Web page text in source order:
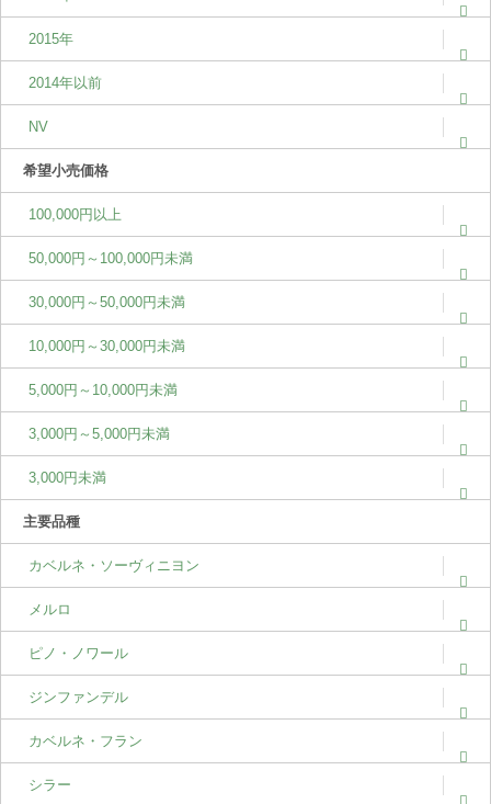
2015年
2014年以前
NV
希望小売価格
100,000円以上
50,000円～100,000円未満
30,000円～50,000円未満
10,000円～30,000円未満
5,000円～10,000円未満
3,000円～5,000円未満
3,000円未満
主要品種
カベルネ・ソーヴィニヨン
メルロ
ピノ・ノワール
ジンファンデル
カベルネ・フラン
シラー